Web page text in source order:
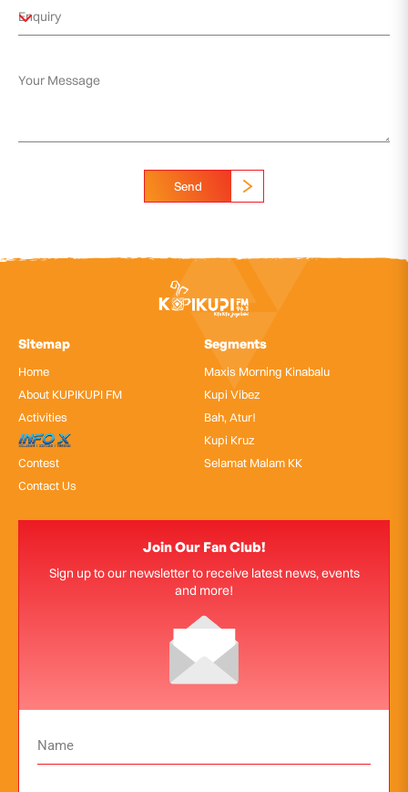
Send
Sitemap
Home
About KUPIKUPI FM
Activities
InfoX
Contest
Contact Us
Segments
Maxis Morning Kinabalu
Kupi Vibez
Bah, Atur!
Kupi Kruz
Selamat Malam KK
Join Our Fan Club!
Sign up to our newsletter to receive latest news, events
and more!